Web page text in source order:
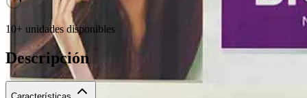
10+ unidades disponibles
Descripción